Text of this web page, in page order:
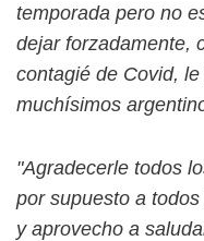
temporada pero no
dejar forzadamente,
contagié de Covid,
muchísimos
"Agradecerle todos
por supuesto a
y aprovecho a